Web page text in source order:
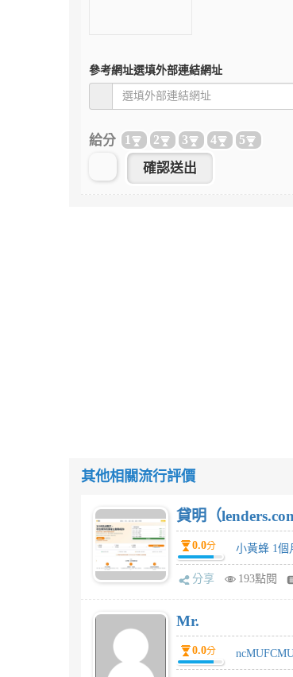
參考網址選填外部連結網址
給分 1 2 3 4 5
其他相關流行評價
貸明（
0.0分 小黃蜂 1個
分享 193點閱
Mr.
0.0分